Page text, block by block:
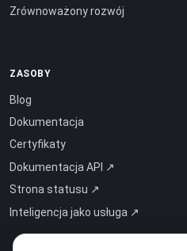
Zrównoważony rozwój
ZASOBY
Blog
Dokumentacja
Certyfikaty
Dokumentacja API ↗
Strona statusu ↗
Inteligencja jako usługa ↗